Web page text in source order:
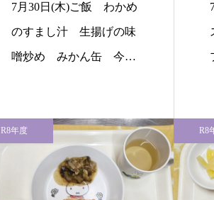
7月30日(木)ご飯 わかめ
のすまし汁 生揚げの味
噌炒め みかん缶 今日
R8年度 R8